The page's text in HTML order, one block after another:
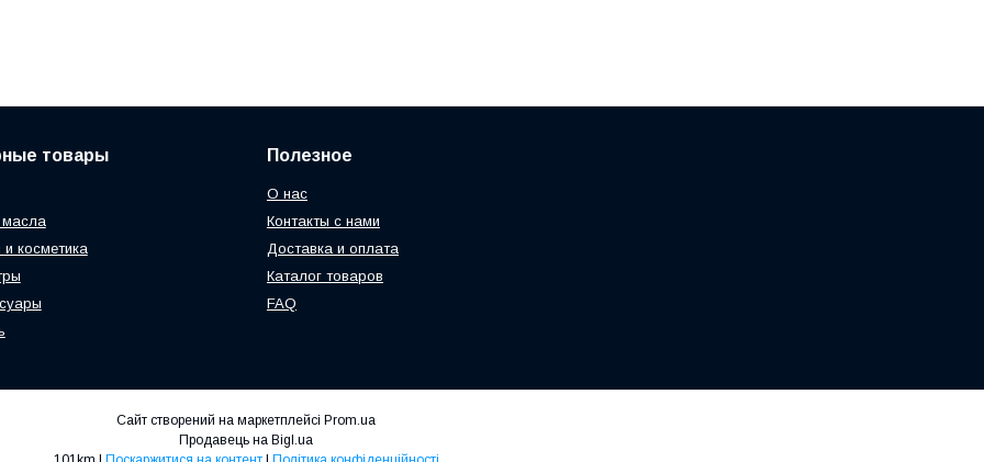
товары
косметика
Полезное
О нас
Контакты с нами
Доставка и оплата
Каталог товаров
FAQ
Сайт створений на маркетплейсі Prom.ua
Продавець на Bigl.ua